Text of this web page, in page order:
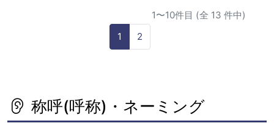
1〜10件目 (全 13 件中)
1
2
称呼(呼称)・ネーミング